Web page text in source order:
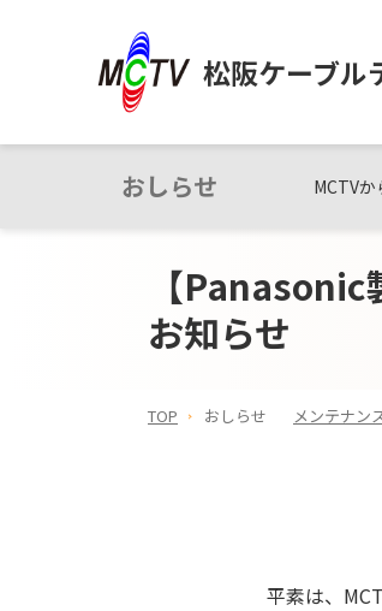
松阪ケーブル
おしらせ MCTV
【
お知らせ
TOP おしらせ メンテナン
平素は、